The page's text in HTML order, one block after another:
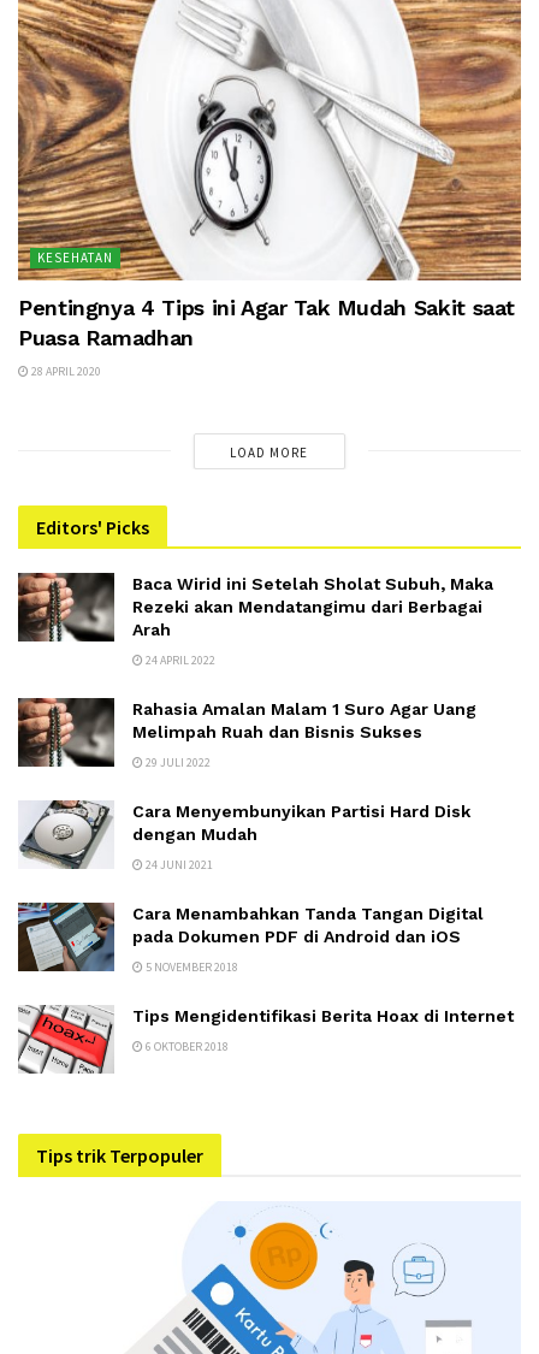
KESEHATAN
Pentingnya 4 Tips ini Agar Tak Mudah Sakit saat
Puasa Ramadhan
28 APRIL 2020
LOAD MORE
Editors' Picks
Baca Wirid ini Setelah Sholat Subuh, Maka
Rezeki akan Mendatangimu dari Berbagai
Arah
24 APRIL 2022
Rahasia Amalan Malam 1 Suro Agar Uang
Melimpah Ruah dan Bisnis Sukses
29 JULI 2022
Cara Menyembunyikan Partisi Hard Disk
dengan Mudah
24 JUNI 2021
Cara Menambahkan Tanda Tangan Digital
pada Dokumen PDF di Android dan iOS
5 NOVEMBER 2018
Tips Mengidentifikasi Berita Hoax di Internet
6 OKTOBER 2018
Tips trik Terpopuler